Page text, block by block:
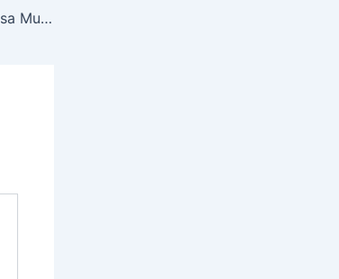
OBN-ova Sophie Loren Elvisa Muratović otkriva svog favorita na SP i koga smatra najzgodnijim fudbalerom na svijetu